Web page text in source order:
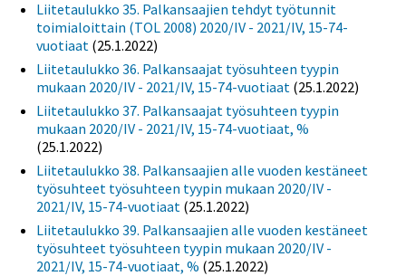
Liitetaulukko 35. Palkansaajien tehdyt työtunnit
toimialoittain (TOL 2008) 2020/IV - 2021/IV, 15-74-
vuotiaat (25.1.2022)
Liitetaulukko 36. Palkansaajat työsuhteen tyypin
mukaan 2020/IV - 2021/IV, 15-74-vuotiaat (25.1.2022)
Liitetaulukko 37. Palkansaajat työsuhteen tyypin
mukaan 2020/IV - 2021/IV, 15-74-vuotiaat, %
(25.1.2022)
Liitetaulukko 38. Palkansaajien alle vuoden kestäneet
työsuhteet työsuhteen tyypin mukaan 2020/IV -
2021/IV, 15-74-vuotiaat (25.1.2022)
Liitetaulukko 39. Palkansaajien alle vuoden kestäneet
työsuhteet työsuhteen tyypin mukaan 2020/IV -
2021/IV, 15-74-vuotiaat, % (25.1.2022)